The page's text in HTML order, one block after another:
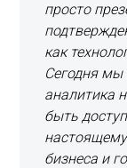
просто
как
Сегодня мы
аналитика
быть
бизнеса и